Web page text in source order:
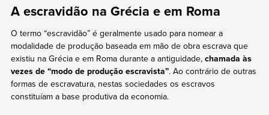
A escravidão na Grécia e em Roma
O termo “escravidão” é geralmente usado para nomear a
modalidade de produção baseada em mão de obra escrava que
existiu na Grécia e em Roma durante a antiguidade, chamada às
vezes de “modo de produção escravista”. Ao contrário de outras
formas de escravatura, nestas sociedades os escravos
constituíam a base produtiva da economia.